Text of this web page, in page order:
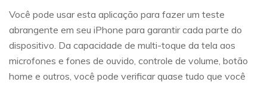
Você pode usar esta aplicação para fazer um teste
abrangente em seu iPhone para garantir cada parte do
dispositivo. Da capacidade de multi-toque da tela aos
microfones e fones de ouvido, controle de volume, botão
home e outros, você pode verificar quase tudo que você